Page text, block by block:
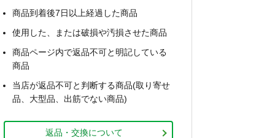
商品到着後7日以上経過した商品
使用した、または破損や汚損させた商品
商品ページ内で返品不可と明記している
商品
当店が返品不可と判断する商品(取り寄せ
品、大型品、出筋でない商品)
返品・交換について